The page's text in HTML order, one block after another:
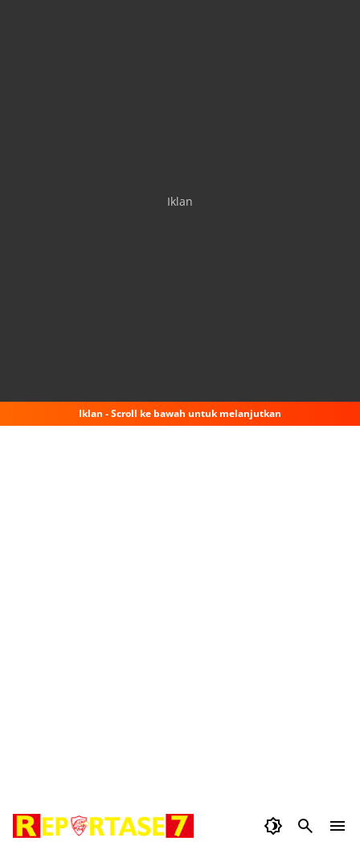
Iklan
Iklan - Scroll ke bawah untuk melanjutkan